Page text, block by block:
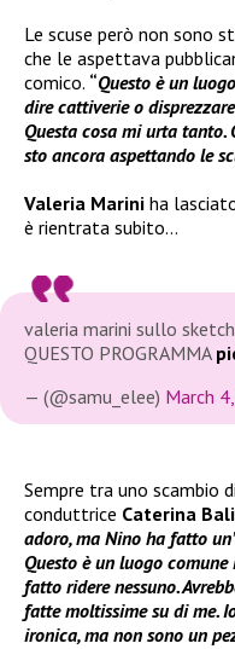
Le scuse però non sono
che le aspettava
comico. “Questo è un
dire cattiverie o
Questa cosa mi urta tanto.
sto ancora aspettando le
Valeria Marini ha
è rientrata subito…
valeria marini sullo
QUESTO PROGRAMMA
— (@samu_elee) March
Sempre tra uno scambio
conduttrice Caterina
adoro, ma Nino ha fatto
Questo è un luogo
fatto ridere nessuno.
fatte moltissime su di me.
ironica, ma non sono un